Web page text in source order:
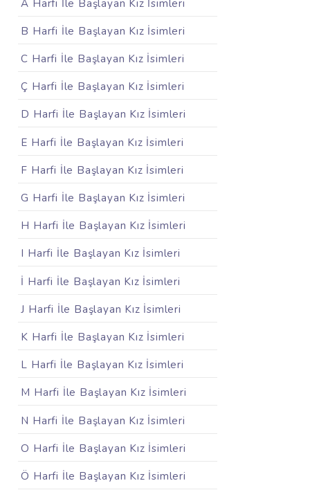
A Harfi İle Başlayan Kız İsimleri
B Harfi İle Başlayan Kız İsimleri
C Harfi İle Başlayan Kız İsimleri
Ç Harfi İle Başlayan Kız İsimleri
D Harfi İle Başlayan Kız İsimleri
E Harfi İle Başlayan Kız İsimleri
F Harfi İle Başlayan Kız İsimleri
G Harfi İle Başlayan Kız İsimleri
H Harfi İle Başlayan Kız İsimleri
I Harfi İle Başlayan Kız İsimleri
İ Harfi İle Başlayan Kız İsimleri
J Harfi İle Başlayan Kız İsimleri
K Harfi İle Başlayan Kız İsimleri
L Harfi İle Başlayan Kız İsimleri
M Harfi İle Başlayan Kız İsimleri
N Harfi İle Başlayan Kız İsimleri
O Harfi İle Başlayan Kız İsimleri
Ö Harfi İle Başlayan Kız İsimleri